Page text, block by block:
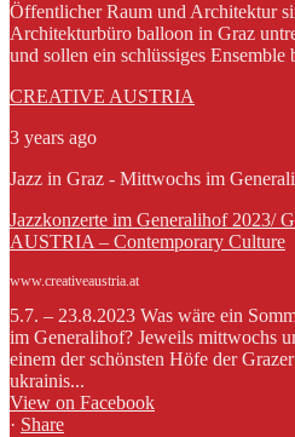
Öffentlicher Raum und Architektur
Architekturbüro balloon in Graz
und sollen ein schlüssiges
CREATIVE AUSTRIA
3 years ago
Jazz in Graz - Mittwochs im
Jazzkonzerte im Generalihof 2023/
AUSTRIA – Contemporary Culture
www.creativeaustria.at
5.7. – 23.8.2023 Was wäre ein
im Generalihof? Jeweils mittwochs
einem der schönsten Höfe der
ukrainis...
View on Facebook
· Share